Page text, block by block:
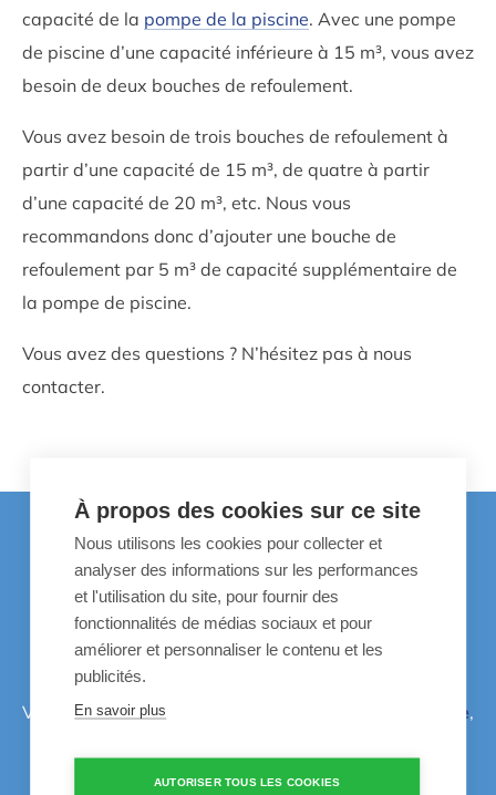
capacité de la pompe de la piscine. Avec une pompe
de piscine d’une capacité inférieure à 15 m³, vous avez
besoin de deux bouches de refoulement.
Vous avez besoin de trois bouches de refoulement à
partir d’une capacité de 15 m³, de quatre à partir
d’une capacité de 20 m³, etc. Nous vous
recommandons donc d’ajouter une bouche de
refoulement par 5 m³ de capacité supplémentaire de
la pompe de piscine.
Vous avez des questions ? N’hésitez pas à nous
contacter.
Envie de découvrir nos produits?
Venez dans un de nos quatre points de vente: Overijse,
À propos des cookies sur ce site
Nous utilisons les cookies pour collecter et
analyser des informations sur les performances
et l'utilisation du site, pour fournir des
fonctionnalités de médias sociaux et pour
améliorer et personnaliser le contenu et les
publicités.
En savoir plus
AUTORISER TOUS LES COOKIES